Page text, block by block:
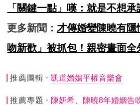
「關鍵一點」嘆：就是不想承
更多新聞： 才傳婚變陳曉有
吻新歡」被抓包！親密畫面全
推薦圖輯 凱道婚姻平權音樂會
推薦專題 陳妍希、陳曉8年婚姻告